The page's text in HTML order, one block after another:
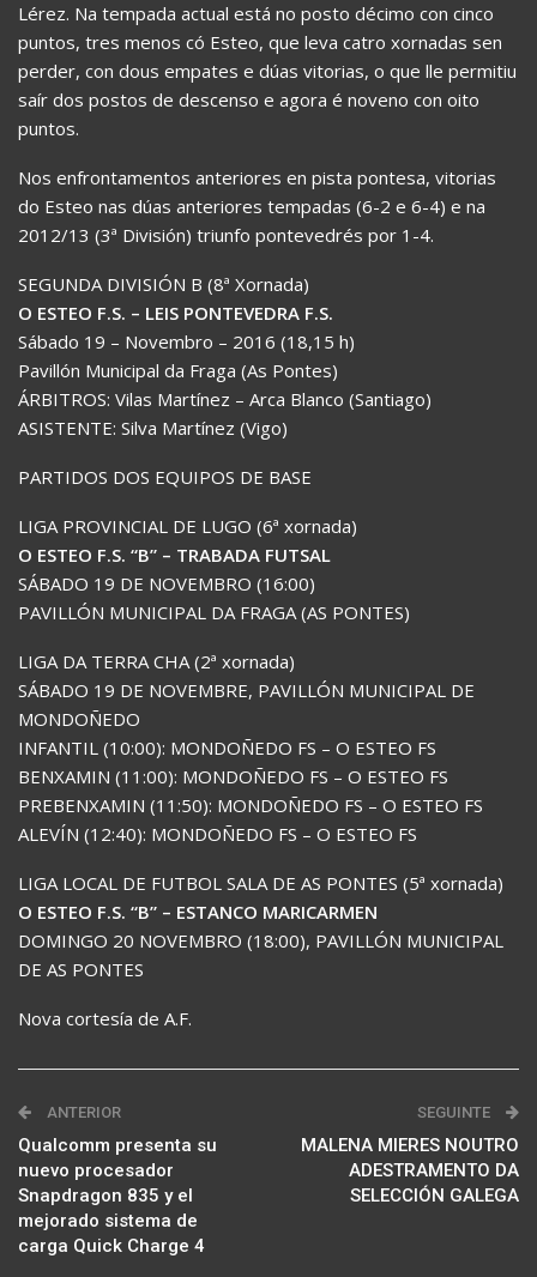
Lérez. Na tempada actual está no posto décimo con cinco
puntos, tres menos có Esteo, que leva catro xornadas sen
perder, con dous empates e dúas vitorias, o que lle permitiu
saír dos postos de descenso e agora é noveno con oito
puntos.
Nos enfrontamentos anteriores en pista pontesa, vitorias
do Esteo nas dúas anteriores tempadas (6-2 e 6-4) e na
2012/13 (3ª División) triunfo pontevedrés por 1-4.
SEGUNDA DIVISIÓN B (8ª Xornada)
O ESTEO F.S. – LEIS PONTEVEDRA F.S.
Sábado 19 – Novembro – 2016 (18,15 h)
Pavillón Municipal da Fraga (As Pontes)
ÁRBITROS: Vilas Martínez – Arca Blanco (Santiago)
ASISTENTE: Silva Martínez (Vigo)
PARTIDOS DOS EQUIPOS DE BASE
LIGA PROVINCIAL DE LUGO (6ª xornada)
O ESTEO F.S. “B” – TRABADA FUTSAL
SÁBADO 19 DE NOVEMBRO (16:00)
PAVILLÓN MUNICIPAL DA FRAGA (AS PONTES)
LIGA DA TERRA CHA (2ª xornada)
SÁBADO 19 DE NOVEMBRE, PAVILLÓN MUNICIPAL DE
MONDOÑEDO
INFANTIL (10:00): MONDOÑEDO FS – O ESTEO FS
BENXAMIN (11:00): MONDOÑEDO FS – O ESTEO FS
PREBENXAMIN (11:50): MONDOÑEDO FS – O ESTEO FS
ALEVÍN (12:40): MONDOÑEDO FS – O ESTEO FS
LIGA LOCAL DE FUTBOL SALA DE AS PONTES (5ª xornada)
O ESTEO F.S. “B” – ESTANCO MARICARMEN
DOMINGO 20 NOVEMBRO (18:00), PAVILLÓN MUNICIPAL
DE AS PONTES
Nova cortesía de A.F.
ANTERIOR
Qualcomm presenta su
nuevo procesador
Snapdragon 835 y el
mejorado sistema de
carga Quick Charge 4
SEGUINTE
MALENA MIERES NOUTRO
ADESTRAMENTO DA
SELECCIÓN GALEGA